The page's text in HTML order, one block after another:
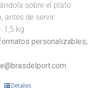
sobre el plato
antes de servir.
1,5 kg
personalizables,
Detalles